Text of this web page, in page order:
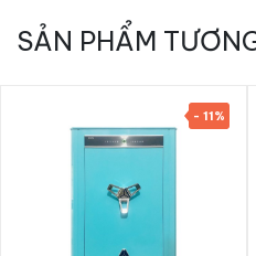
Nhập khẩu chính ngạch:
đầy đủ.
Bảo hành 36 tháng,Két
toàn quốc.
Phụ kiện kèm
Bofa BJ-120LJ 5
SẢN PHẨM
- 11%